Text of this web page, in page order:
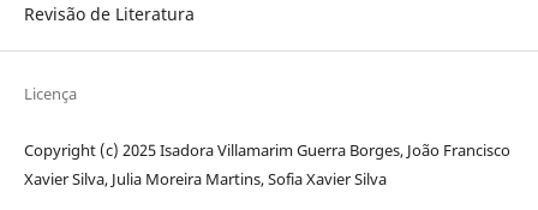
Revisão de Literatura
Licença
Copyright (c) 2025 Isadora Villamarim Guerra Borges, João Francisco
Xavier Silva, Julia Moreira Martins, Sofia Xavier Silva